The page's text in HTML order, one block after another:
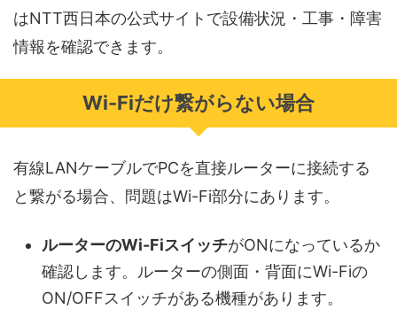
はNTT西日本の公式サイトで設備状況・工事・障害
情報を確認できます。
Wi-Fiだけ繋がらない場合
有線LANケーブルでPCを直接ルーターに接続する
と繋がる場合、問題はWi-Fi部分にあります。
ルーターのWi-FiスイッチがONになっているか
確認します。ルーターの側面・背面にWi-Fiの
ON/OFFスイッチがある機種があります。